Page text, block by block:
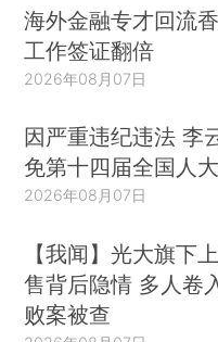
海外金融专才回流
工作签证翻倍
2026年08月07日
因严重违纪违法 李
免第十四届全国人
2026年08月07日
【我闻】光大旗下
售背后隐情 多人卷
败案被查